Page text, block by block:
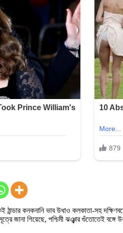
ঠান্ডার কনকনানি ভাব উধাও কলকাতা-সহ
জানা গিয়েছে, পশ্চিমী ঝঞ্ঝার গুঁতোতেই